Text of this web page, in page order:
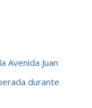
Avenida Juan
durante